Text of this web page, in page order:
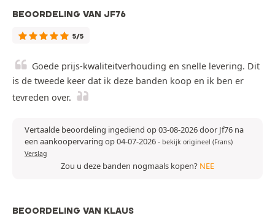
BEOORDELING VAN JF76
5/5
Goede prijs-kwaliteitverhouding en snelle levering. Dit
is de tweede keer dat ik deze banden koop en ik ben er
tevreden over.
Vertaalde beoordeling ingediend op 03-08-2026 door Jf76 na
een aankoopervaring op 04-07-2026- bekijk origineel (Frans)
Verslag
Zou u deze banden nogmaals kopen? NEE
BEOORDELING VAN KLAUS